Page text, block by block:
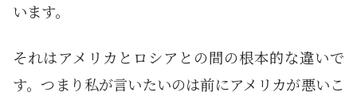
います。
それはアメリカとロシアとの間の根本的な違いで
す。つまり私が言いたいのは前にアメリカが悪いこ